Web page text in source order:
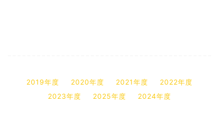
2019年度 2020年度 2021年度
2022年度
2023年度
2025年度 2024年度